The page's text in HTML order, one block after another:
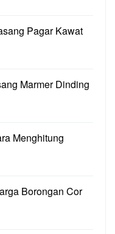
Pagar Kawat
Marmer Dinding
Menghitung
Borongan Cor